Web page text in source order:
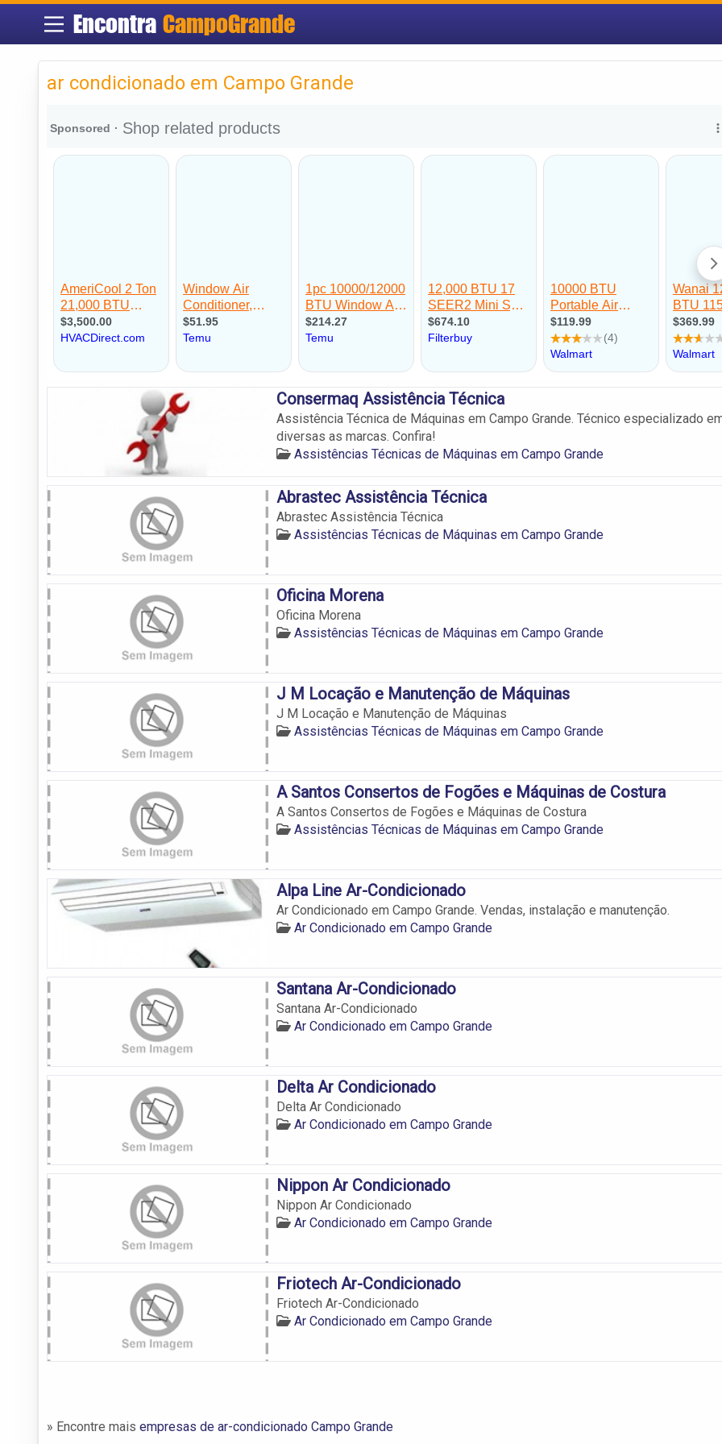
Encontra CampoGrande
ar condicionado em Campo Grande
Consermaq Assistência Técnica
Assistência Técnica de Máquinas em Campo Grande. Técnico especializado
diversas as marcas. Confira!
Assistências Técnicas de Máquinas em Campo Grande
Abrastec Assistência Técnica
Abrastec Assistência Técnica
Assistências Técnicas de Máquinas em Campo Grande
Oficina Morena
Oficina Morena
Assistências Técnicas de Máquinas em Campo Grande
J M Locação e Manutenção de Máquinas
J M Locação e Manutenção de Máquinas
Assistências Técnicas de Máquinas em Campo Grande
A Santos Consertos de Fogões e Máquinas de Costura
A Santos Consertos de Fogões e Máquinas de Costura
Assistências Técnicas de Máquinas em Campo Grande
Alpa Line Ar-Condicionado
Ar Condicionado em Campo Grande. Vendas, instalação e manutenção.
Ar Condicionado em Campo Grande
Santana Ar-Condicionado
Santana Ar-Condicionado
Ar Condicionado em Campo Grande
Delta Ar Condicionado
Delta Ar Condicionado
Ar Condicionado em Campo Grande
Nippon Ar Condicionado
Nippon Ar Condicionado
Ar Condicionado em Campo Grande
Friotech Ar-Condicionado
Friotech Ar-Condicionado
Ar Condicionado em Campo Grande
» Encontre mais empresas de ar-condicionado Campo Grande